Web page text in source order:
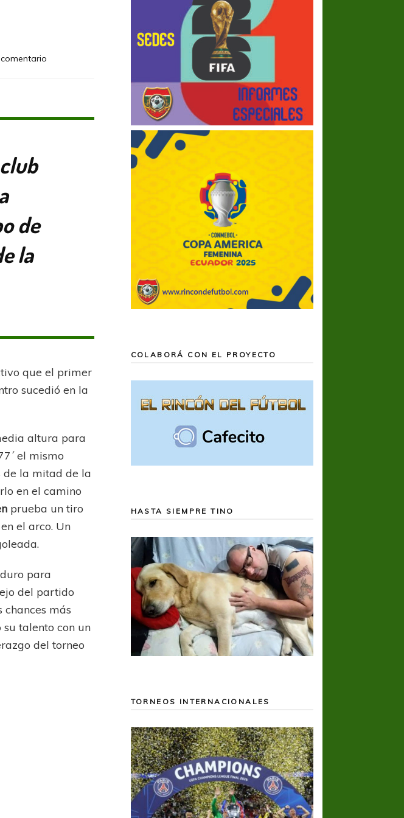
de
la
que el primer
sucedió en la
altura para
el mismo
de la mitad de la
en el camino
prueba un tiro
el arco. Un
para
del partido
más
talento con un
del torneo
COLABORÁ CON EL PROYECTO
HASTA SIEMPRE TINO
TORNEOS INTERNACIONALES